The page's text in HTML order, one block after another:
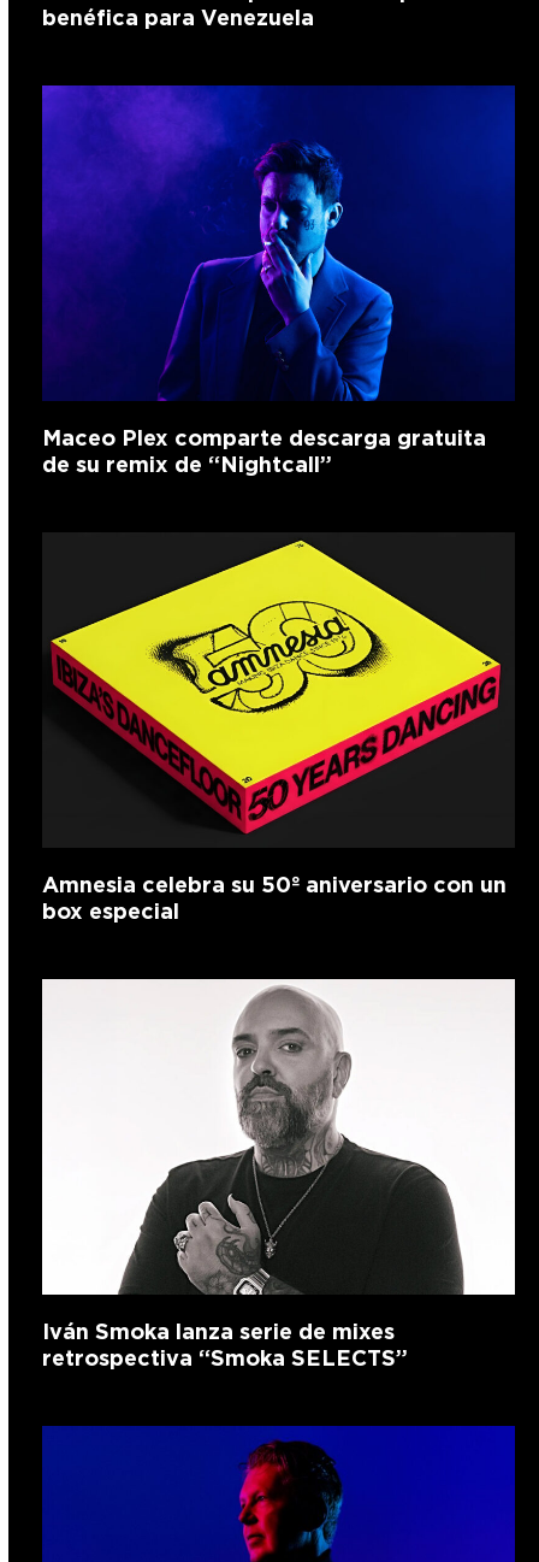
benéfica para Venezuela
Maceo Plex comparte descarga gratuita
de su remix de “Nightcall”
Amnesia celebra su 50º aniversario con un
box especial
Iván Smoka lanza serie de mixes
retrospectiva “Smoka SELECTS”